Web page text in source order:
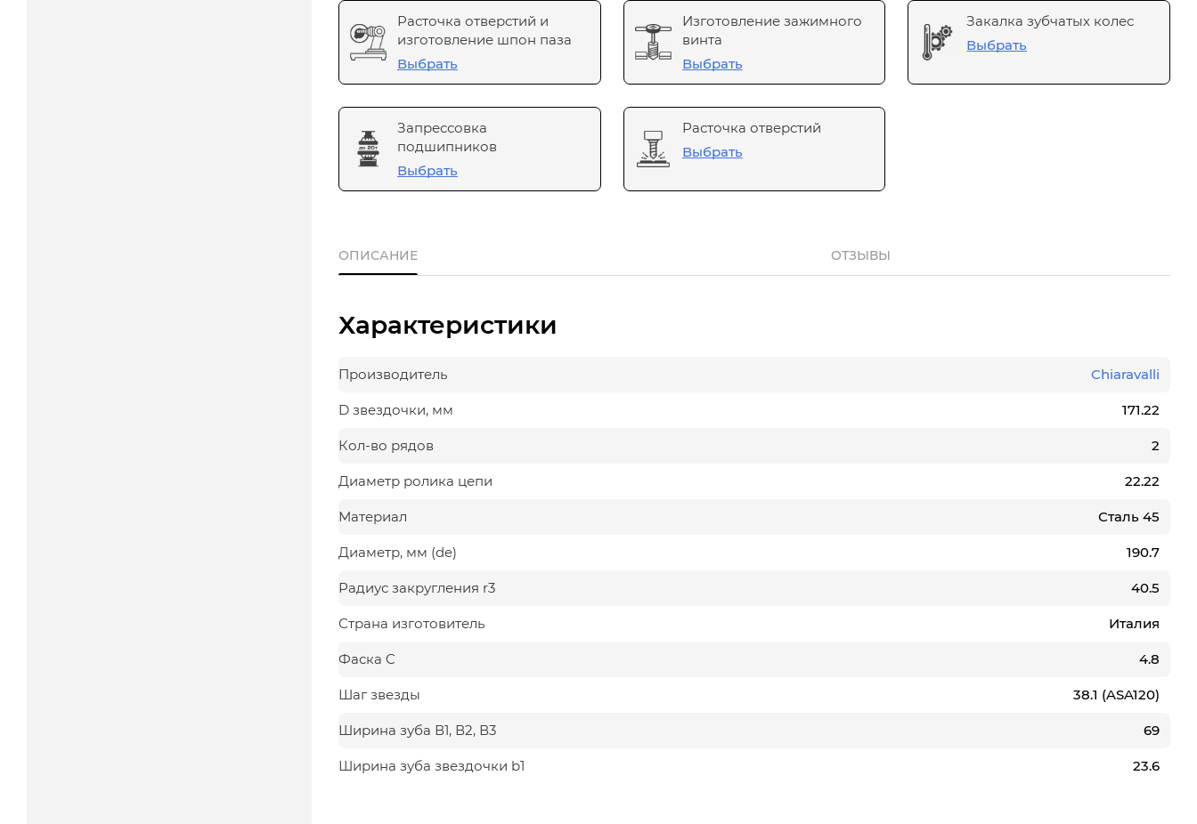
Расточка отверстий и
изготовление шпон паза
Выбрать
Изготовление зажимного
винта
Выбрать
Закалка зубчатых колес
Выбрать
Запрессовка
подшипников
Выбрать
Расточка отверстий
Выбрать
ОПИСАНИЕ ОТЗЫВЫ
Характеристики
Производитель Chiaravalli
D звездочки, мм 171.22
Кол-во рядов 2
Диаметр ролика цепи 22.22
Материал Сталь 45
Диаметр, мм (de) 190.7
Радиус закругления r3 40.5
Страна изготовитель Италия
Фаска C 4.8
Шаг звезды 38.1 (ASA120)
Ширина зуба В1, В2, В3 69
Ширина зуба звездочки b1 23.6